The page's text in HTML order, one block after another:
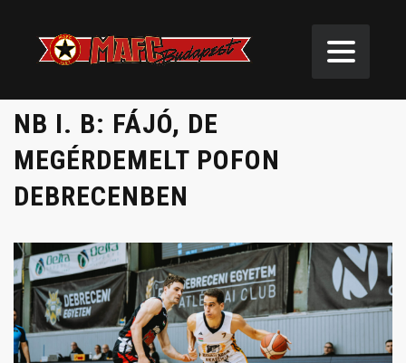
NB I. B: FÁJÓ, DE
MEGÉRDEMELT POFON
DEBRECENBEN